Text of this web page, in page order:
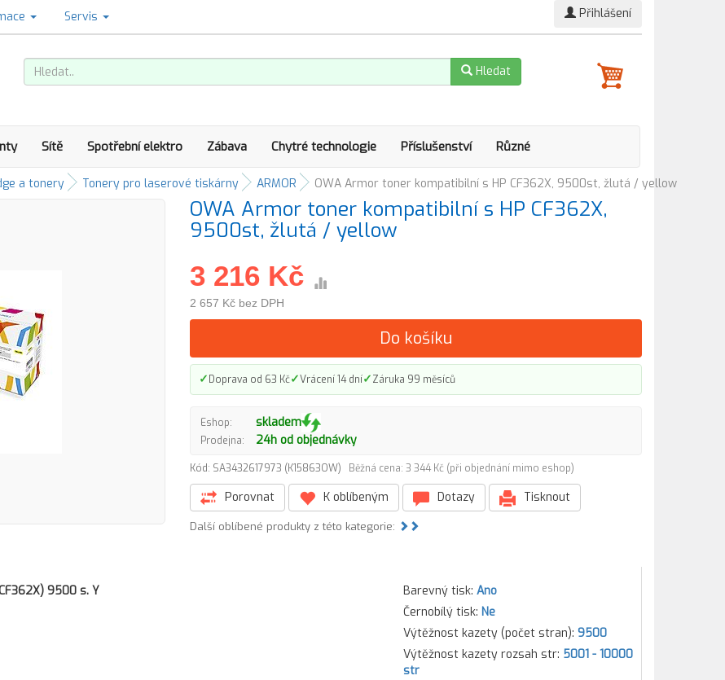
Servis Přihlášení
Hledat
Sítě Spotřební elektro Zábava Chytré technologie Příslušenství Různé
a tonery Tonery pro laserové tiskárny ARMOR OWA Armor toner kompatibilní s HP CF362X, 9500st, žlutá / yellow
OWA Armor toner kompatibilní s HP CF362X,
9500st, žlutá / yellow
3 216 Kč
2 657 Kč bez DPH
Do košíku
✓Doprava od 63 Kč✓Vrácení 14 dní✓Záruka 99 měsíců
Eshop: skladem
Prodejna: 24h od objednávky
Kód: SA3432617973 (K15863OW) Běžná cena: 3 344 Kč (při objednání mimo eshop)
Porovnat K oblíbeným Dotazy Tisknout
Další oblíbené produkty z této kategorie:
9500 s. Y Barevný tisk: Ano
Černobílý tisk: Ne
Výtěžnost kazety (počet stran): 9500
Výtěžnost kazety rozsah str: 5001 - 10000
str